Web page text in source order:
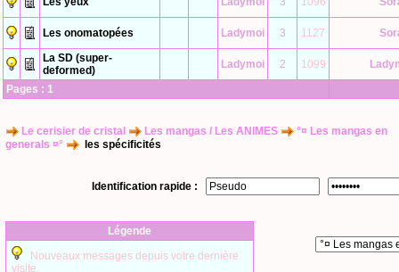
Les onomatopées Ladymoi 3 1127
La SD (super-
deformed)
Ladymoi 2 1099
Pages : 1
Le cerisier de cristal Les mangas / Les ANIMES
°¤ Les mangas en
generals ¤°
les spécificités
Identification rapide :
Légende
Nouveaux messages depuis votre dernière
visite.